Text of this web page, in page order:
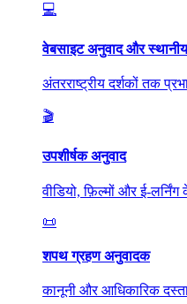
💻
वेबसाइट अनुवाद और
अंतरराष्ट्रीय दर्शकों तक
🎬
उपशीर्षक अनुवाद
वीडियो, फ़िल्मों और ई-
📜
शपथ ग्रहण अनुवादक
कानूनी और आधिकारिक